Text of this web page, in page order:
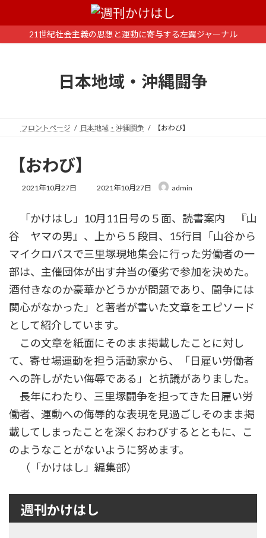
ン
ー
21世紀社会主義の思想と運動に寄与する左翼ジャーナル
日本地域・沖縄闘争
フロントページ 日本地域・沖縄闘争 【おわび】
【おわび】
2021年10月27日
最
新
時
:
2021年10月27日 admin
「かけはし」10月11日号の５面、読書案内 『山
谷 ヤマの男』、上から５段目、15行目「山谷から
マイクロバスで三里塚現地集会に行った労働者の一
部は、主催団体が出す弁当の優劣で参加を決めた。
酒付きなのか豪華かどうかが問題であり、闘争には
関心がなかった」と著者が書いた文章をエピソード
として紹介しています。
この文章を紙面にそのまま掲載したことに対し
て、寄せ場運動を担う活動家から、「日雇い労働者
への許しがたい侮辱である」と抗議がありました。
長年にわたり、三里塚闘争を担ってきた日雇い労
働者、運動への侮辱的な表現を見過ごしそのまま掲
載してしまったことを深くおわびするとともに、こ
のようなことがないように努めます。
（「かけはし」編集部）
週刊かけはし